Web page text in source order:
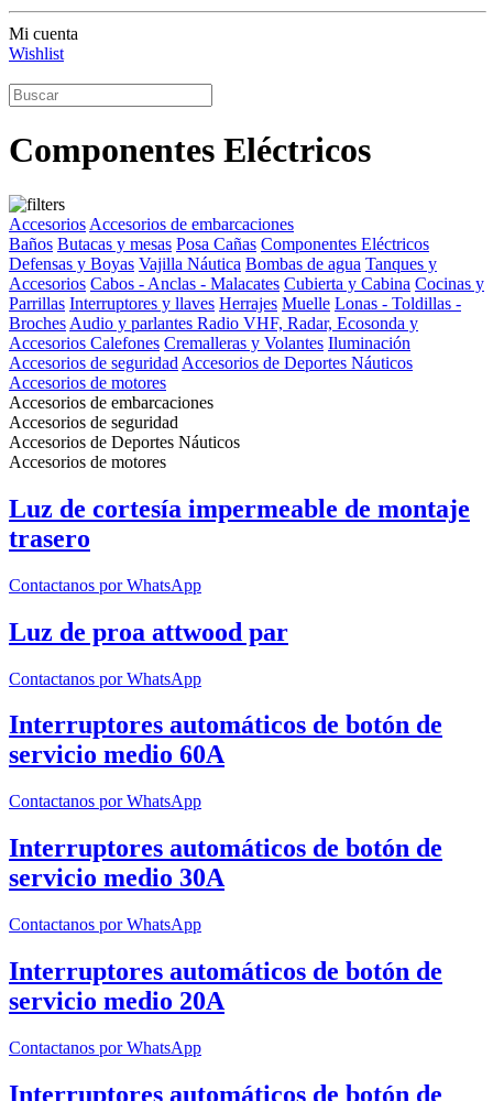
Mi cuenta
Wishlist
Componentes Eléctricos
Accesorios Accesorios de embarcaciones
Baños Butacas y mesas Posa Cañas Componentes Eléctricos
Defensas y Boyas Vajilla Náutica Bombas de agua Tanques y
Accesorios Cabos - Anclas - Malacates Cubierta y Cabina Cocinas y
Parrillas Interruptores y llaves Herrajes Muelle Lonas - Toldillas -
Broches Audio y parlantes Radio VHF, Radar, Ecosonda y
Accesorios Calefones Cremalleras y Volantes Iluminación
Accesorios de seguridad Accesorios de Deportes Náuticos
Accesorios de motores
Accesorios de embarcaciones
Accesorios de seguridad
Accesorios de Deportes Náuticos
Accesorios de motores
Luz de cortesía impermeable de montaje
trasero
Contactanos por WhatsApp
Luz de proa attwood par
Contactanos por WhatsApp
Interruptores automáticos de botón de
servicio medio 60A
Contactanos por WhatsApp
Interruptores automáticos de botón de
servicio medio 30A
Contactanos por WhatsApp
Interruptores automáticos de botón de
servicio medio 20A
Contactanos por WhatsApp
Interruptores automáticos de botón de